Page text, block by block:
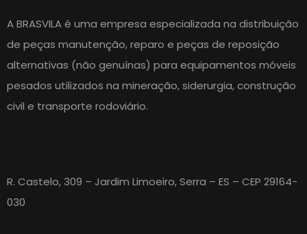
A BRASVILA é uma empresa especializada na distribuição
de peças manutenção, reparo e peças de reposição
alternativas (não genuínas) para equipamentos móveis
pesados utilizados na mineração, siderurgia, construção
civil e transporte rodoviário.
R. Castelo, 309 – Jardim Limoeiro, Serra – ES – CEP 29164-
030